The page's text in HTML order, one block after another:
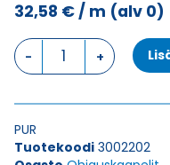
32,58 €/ m (alv 0)
Ohjauskaapeli
FESTOONFLEX
HF
1X50
PUR
Tuotekoodi 3002202